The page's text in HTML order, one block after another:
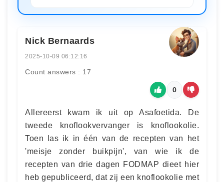
Nick Bernaards
2025-10-09 06:12:16
Count answers : 17
0
Allereerst kwam ik uit op Asafoetida. De
tweede knoflookvervanger is knoflookolie.
Toen las ik in één van de recepten van het
'meisje zonder buikpijn', van wie ik de
recepten van drie dagen FODMAP dieet hier
heb gepubliceerd, dat zij een knoflookolie met